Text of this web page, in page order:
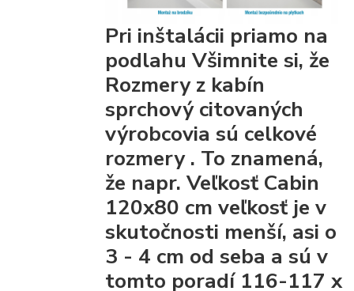
Pri inštalácii priamo na
podlahu Všimnite si, že
Rozmery z kabín
sprchový citovaných
výrobcoviasú celkové
rozmery. To znamená,
že napr. Veľkosť Cabin
120x80 cm veľkosť je v
skutočnosti menší, asi o
3 - 4 cm od seba a sú v
tomto poradí 116-117 x